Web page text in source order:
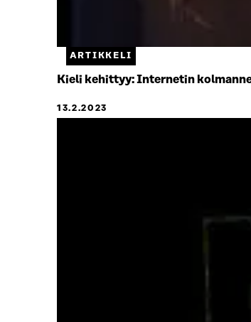
ARTIKKELI
Kieli kehittyy: Internetin
13.2.2023